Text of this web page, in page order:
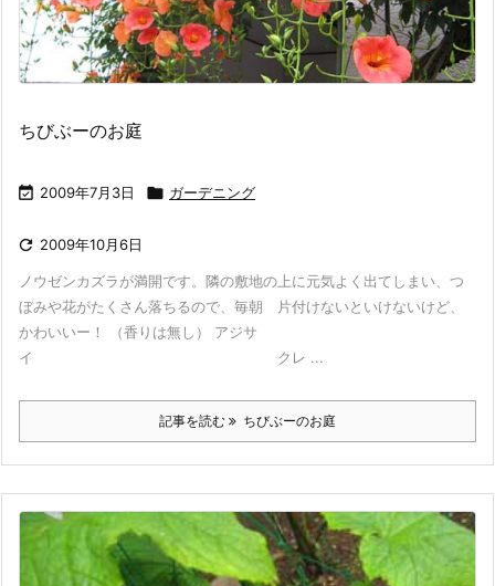
ちびぶーのお庭
 2009年7月3日  ガーデニング
 2009年10月6日
ノウゼンカズラが満開です。隣の敷地の上に元気よく出てしまい、つ
ぼみや花がたくさん落ちるので、毎朝 片付けないといけないけど、
かわいいー！ （香りは無し） アジサ
イ クレ ...
記事を読む ちびぶーのお庭